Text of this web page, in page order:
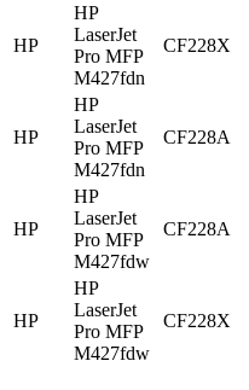
HP
HP
LaserJet
Pro MFP
M427fdn
CF228X
HP
HP
LaserJet
Pro MFP
M427fdn
CF228A
HP
HP
LaserJet
Pro MFP
M427fdw
CF228A
HP
HP
LaserJet
Pro MFP
M427fdw
CF228X